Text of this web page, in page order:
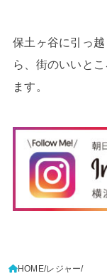
保土ヶ谷に引っ
ら、街のいいと
ます。
HOME レジャー